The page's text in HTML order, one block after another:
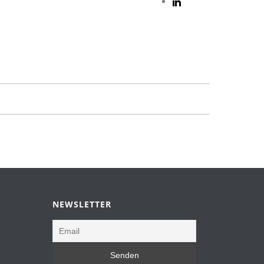
NEWSLETTER